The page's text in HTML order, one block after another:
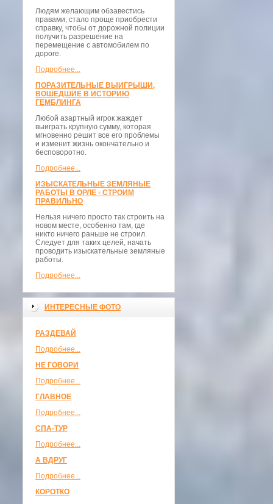
Людям желающим обзавестись
правами, стало проще приобрести
справку, чтобы от дорожной полиции
получить разрешение на
перемещение с автомобилем по
дороге.
Подробнее...
ПОРАЗИТЕЛЬНЫЕ ВЫИГРЫШИ,
ВОШЕДШИЕ В ИСТОРИЮ
ГЕМБЛИНГА
Любой азартный игрок жаждет
выиграть крупную сумму, которая
мгновенно решит все его проблемы
и изменит жизнь окончательно и
бесповоротно.
Подробнее...
ИЗЫСКАТЕЛЬНЫЕ ЗЕМЛЯНЫЕ
РАБОТЫ В ОРЛЕ - СТРОИМ
ПРАВИЛЬНО
Нельзя ничего просто так строить на
новом месте, особенно там, где
никто ничего раньше не строил.
Следует для таких целей, начать
проводить изыскательные земляные
работы.
Подробнее...
ИНТЕРЕСНЫЕ ФОТО
РАЗДЕВАЙ
Подробнее...
НЕ ГОВОРИ
Подробнее...
ГЛАВНОЕ
Подробнее...
СПА-ТУР
Подробнее...
А ВДРУГ
Подробнее...
КОРОТКО